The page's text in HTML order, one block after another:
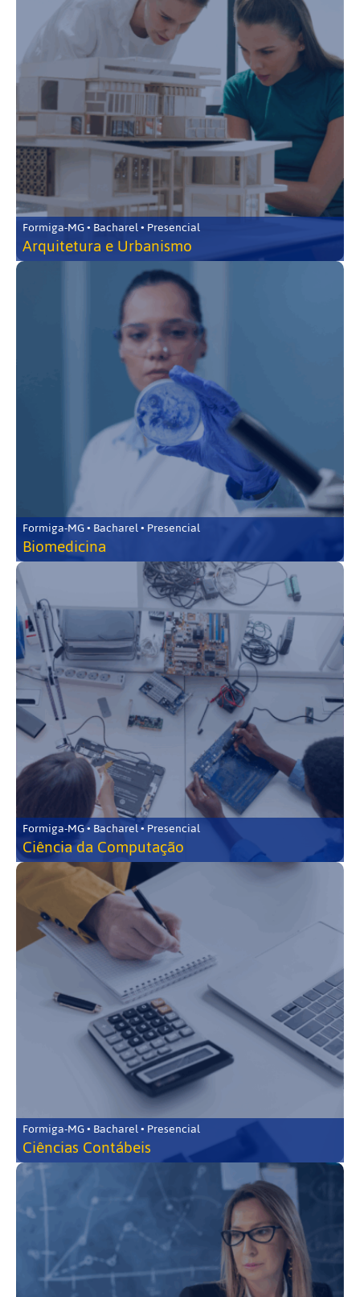
Formiga-MG • Bacharel • Presencial
Arquitetura e Urbanismo
Formiga-MG • Bacharel • Presencial
Biomedicina
Formiga-MG • Bacharel • Presencial
Ciência da Computação
Formiga-MG • Bacharel • Presencial
Ciências Contábeis